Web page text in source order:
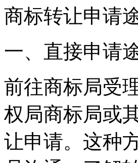
商标转让申请
一、直接申请
前往商标局受
权局商标局或
让申请。这种